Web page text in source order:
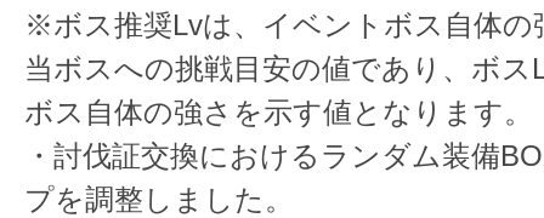
※ボス推奨Lvは、イベントボス自体の
当ボスへの挑戦目安の値であり、ボス
ボス自体の強さを示す値となります。
・討伐証交換におけるランダム装備
プを調整しました。